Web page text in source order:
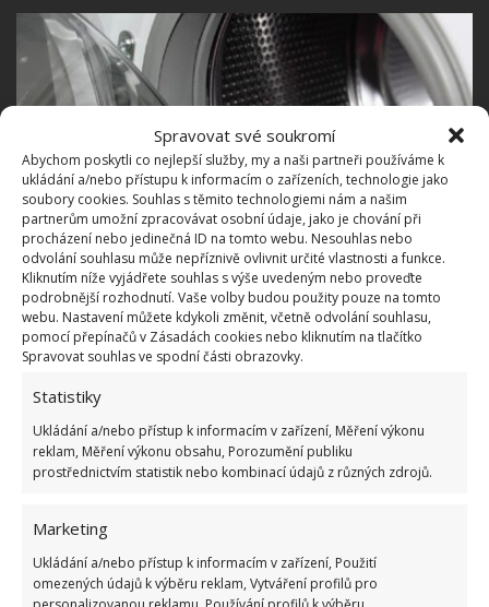
Spravovat své soukromí
Abychom poskytli co nejlepší služby, my a naši partneři používáme k
ukládání a/nebo přístupu k informacím o zařízeních, technologie jako
soubory cookies. Souhlas s těmito technologiemi nám a našim
partnerům umožní zpracovávat osobní údaje, jako je chování při
procházení nebo jedinečná ID na tomto webu. Nesouhlas nebo
odvolání souhlasu může nepříznivě ovlivnit určité vlastnosti a funkce.
Kliknutím níže vyjádřete souhlas s výše uvedeným nebo proveďte
podrobnější rozhodnutí. Vaše volby budou použity pouze na tomto
webu. Nastavení můžete kdykoli změnit, včetně odvolání souhlasu,
pomocí přepínačů v Zásadách cookies nebo kliknutím na tlačítko
Spravovat souhlas ve spodní části obrazovky.
Statistiky
Ukládání a/nebo přístup k informacím v zařízení, Měření výkonu
reklam, Měření výkonu obsahu, Porozumění publiku
prostřednictvím statistik nebo kombinací údajů z různých zdrojů.
Marketing
Ukládání a/nebo přístup k informacím v zařízení, Použití
omezených údajů k výběru reklam, Vytváření profilů pro
Fotografie: Pixabay
V případě, že nemáte jinou možnost a musíte prádlo
sušit tam, kde je opravdu velká vlhkost, budete si
velmi pravděpodobné, že
nepříjemný odér
. K sušáku, na němž budete mít
oblečení pověšené, přidejte sklenici plnou hrubé soli